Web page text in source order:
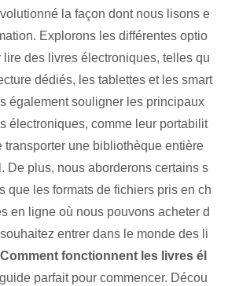
la façon dont nous lisons e
Explorons les différentes optio
des livres électroniques, telles qu
dédiés, les tablettes et les smart
également souligner les principaux
électroniques, comme leur portabilit
transporter une bibliothèque entière
De plus, nous aborderons certains s
que les formats de fichiers pris en ch
en ligne où nous pouvons acheter d
entrer dans le monde des li
Comment fonctionnent les livres él
parfait pour commencer. Décou